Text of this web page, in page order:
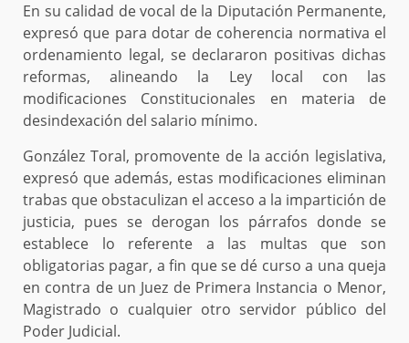
En su calidad de vocal de la Diputación Permanente,
expresó que para dotar de coherencia normativa el
ordenamiento legal, se declararon positivas dichas
reformas, alineando la Ley local con las
modificaciones Constitucionales en materia de
desindexación del salario mínimo.
González Toral, promovente de la acción legislativa,
expresó que además, estas modificaciones eliminan
trabas que obstaculizan el acceso a la impartición de
justicia, pues se derogan los párrafos donde se
establece lo referente a las multas que son
obligatorias pagar, a fin que se dé curso a una queja
en contra de un Juez de Primera Instancia o Menor,
Magistrado o cualquier otro servidor público del
Poder Judicial.